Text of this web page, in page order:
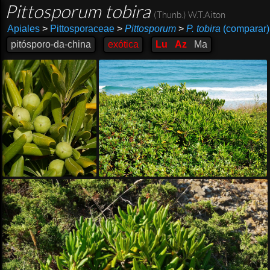
Pittosporum tobira (Thunb.) W.T.Aiton
Apiales >Pittosporaceae > Pittosporum > P. tobira (comparar)
pitósporo-da-china
exótica Lu Az Ma